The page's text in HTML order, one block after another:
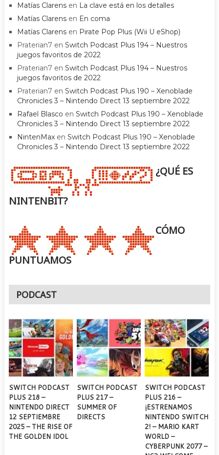
Matías Clarensen La clave está en los detalles
Matías Clarensen En coma
Matías Clarensen Pirate Pop Plus (Wii U eShop)
Praterian7 en Switch Podcast Plus 194 – Nuestros
juegos favoritos de 2022
Praterian7 en Switch Podcast Plus 194 – Nuestros
juegos favoritos de 2022
Praterian7 en Switch Podcast Plus 190 – Xenoblade
Chronicles 3 – Nintendo Direct 13 septiembre 2022
Rafael Blasco en Switch Podcast Plus 190 – Xenoblade
Chronicles 3 – Nintendo Direct 13 septiembre 2022
NintenMaxen Switch Podcast Plus 190 – Xenoblade
Chronicles 3 – Nintendo Direct 13 septiembre 2022
¿QUÉ ES
NINTENBIT?
CÓMO
PUNTUAMOS
PODCAST
SWITCH PODCAST
PLUS 218 –
NINTENDO DIRECT
12 SEPTIEMBRE
2025 – THE RISE OF
THE GOLDEN IDOL
SWITCH PODCAST
PLUS 217 –
SUMMER OF
DIRECTS
SWITCH PODCAST
PLUS 216 –
¡ESTRENAMOS
NINTENDO SWITCH
2! – MARIO KART
WORLD –
CYBERPUNK 2077 –